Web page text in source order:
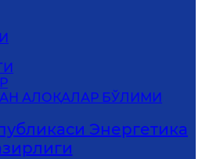
АЛОҚАЛАР БЎЛИМИ
Энергетика